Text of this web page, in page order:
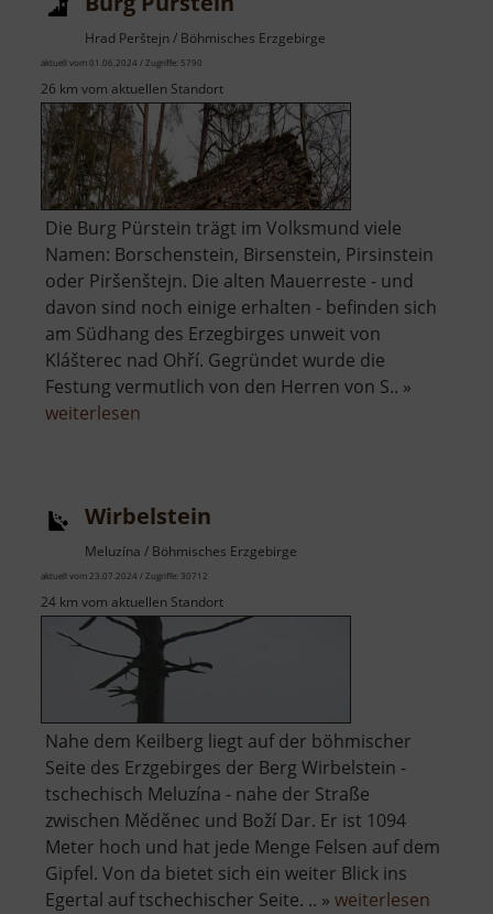
Hrad Perštejn / Böhmisches Erzgebirge
aktuell vom 01.06.2024 / Zugriffe: 5790
26 km vom aktuellen Standort
Die Burg Pürstein trägt im Volksmund viele
Namen: Borschenstein, Birsenstein, Pirsinstein
oder Piršenštejn. Die alten Mauerreste - und
davon sind noch einige erhalten - befinden sich
am Südhang des Erzegbirges unweit von
Klášterec nad Ohří. Gegründet wurde die
Festung vermutlich von den Herren von S.. »
weiterlesen
Wirbelstein
Meluzína / Böhmisches Erzgebirge
aktuell vom 23.07.2024 / Zugriffe: 30712
24 km vom aktuellen Standort
Nahe dem Keilberg liegt auf der böhmischer
Seite des Erzgebirges der Berg Wirbelstein -
tschechisch Meluzína - nahe der Straße
zwischen Měděnec und Boží Dar. Er ist 1094
Meter hoch und hat jede Menge Felsen auf dem
Gipfel. Von da bietet sich ein weiter Blick ins
Egertal auf tschechischer Seite. .. » weiterlesen